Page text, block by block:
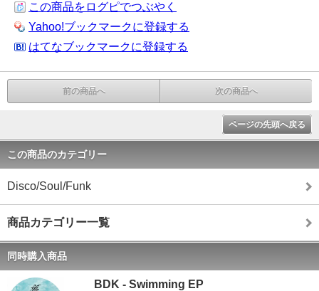
この商品をログピでつぶやく
Yahoo!ブックマークに登録する
はてなブックマークに登録する
前の商品へ 次の商品へ
ページの先頭へ戻る
この商品のカテゴリー
Disco/Soul/Funk
商品カテゴリー一覧
同時購入商品
BDK - Swimming EP